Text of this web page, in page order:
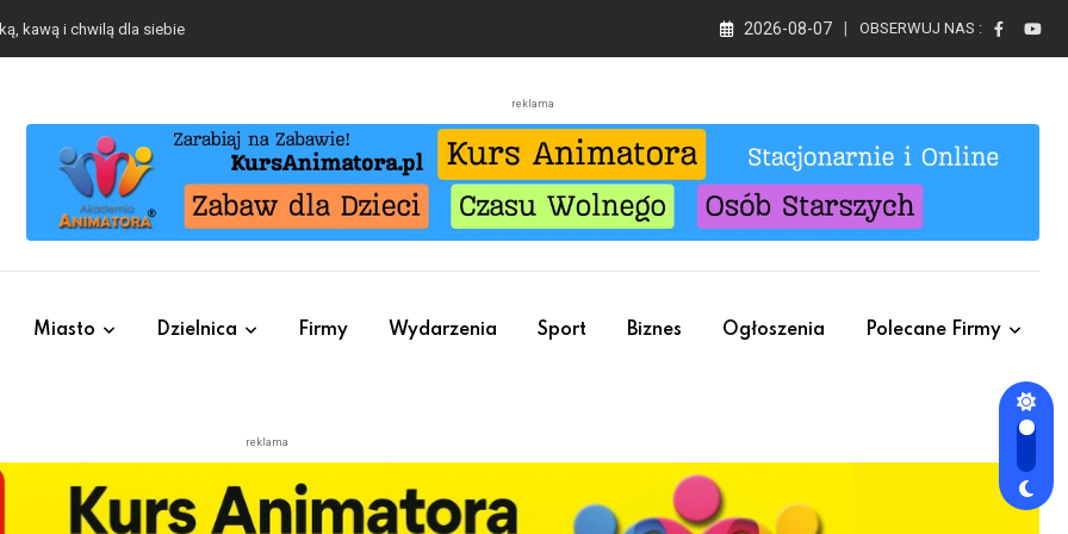
się będzie działo 2 sierpnia 2026-08-07 OBSERWUJ NAS :
reklama
Miasto Dzielnica Firmy Wydarzenia Sport Biznes Ogłoszenia Polecane Firmy
reklama